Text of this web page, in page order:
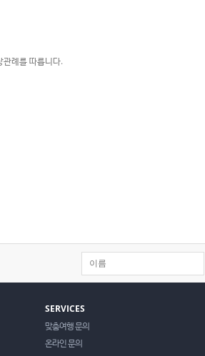
례를 따릅니다.
SERVICES
맞춤여행 문의
온라인 문의